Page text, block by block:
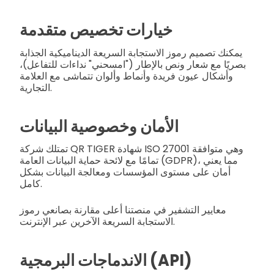
خيارات تخصيص متقدمة
يمكنك تصميم رموز الاستجابة السريعة الديناميكية الجذابة
بصريًا مع شعار ونص بالإطار ("امسحني" نداءات للتفاعل)،
وأشكال عيون فريدة وأنماط وألوان تتماشى مع العلامة
التجارية.
الأمان وخصوصية البيانات
تمتلك شركة QR TIGER شهادة ISO 27001 وهي متوافقة
تمامًا مع لائحة حماية البيانات العامة (GDPR)، مما يعني
أمان على مستوى المؤسسات ومعالجة البيانات بشكل
كامل.
معايير التشفير في منصتنا أعلى مقارنة بصانعي رموز
الاستجابة السريعة الآخرين عبر الإنترنت.
الاندماجات البرمجية (API)